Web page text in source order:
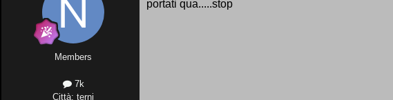
Members
7k
Città: terni
portati qua.....stop